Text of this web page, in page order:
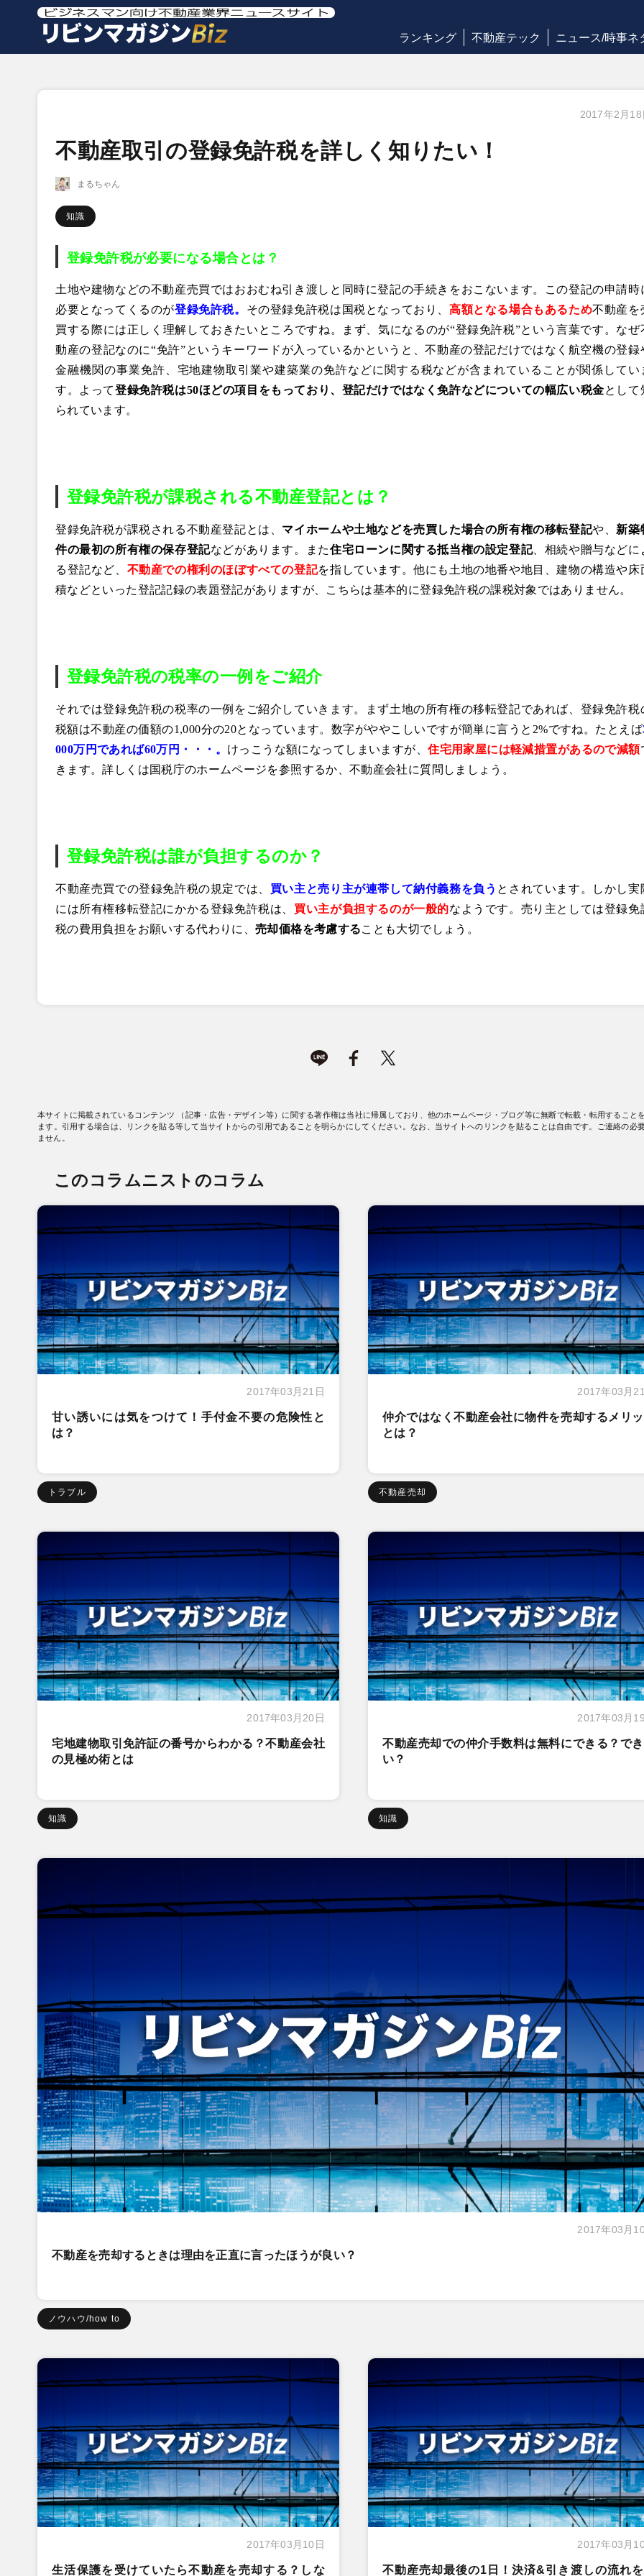
ランキング 不動産テック ニュース/時事ネ
2017年2月18
不動産取引の登録免許税を詳しく知りたい！
まるちゃん
知識
登録免許税が必要になる場合とは？
土地や建物などの不動産売買ではおおむね引き渡しと同時に登記の手続きをおこないます。この登記の申請時
必要となってくるのが登録免許税。 その登録免許税は国税となっており、 高額となる場合もあるため不動産を
買する際には正しく理解しておきたいところですね。まず、気になるのが“登録免許税”という言葉です。なぜ
動産の登記なのに“免許”というキーワードが入っているかというと、不動産の登記だけではなく航空機の登録
金融機関の事業免許、宅地建物取引業や建築業の免許などに関する税などが含まれていることが関係してい
す。よって登録免許税は50ほどの項目をもっており、登記だけではなく免許などについての幅広い税金として
られています。
登録免許税が課税される不動産登記とは？
登録免許税が課税される不動産登記とは、 マイホームや土地などを売買した場合の所有権の移転登記や、 新築
件の最初の所有権の保存登記などがあります。また住宅ローンに関する抵当権の設定登記、 相続や贈与などに
る登記など、 不動産での権利のほぼすべての登記を指しています。他にも土地の地番や地目、建物の構造や床
積などといった登記記録の表題登記がありますが、こちらは基本的に登録免許税の課税対象ではありません。
登録免許税の税率の一例をご紹介
それでは登録免許税の税率の一例をご紹介していきます。まず土地の所有権の移転登記であれば、登録免許税
税額は不動産の価額の1,000分の20となっています。数字がややこしいですが簡単に言うと2%ですね。たとえば
000万円であれば60万円 ・・・。 けっこうな額になってしまいますが、住宅用家屋には軽減措置があるので減額
きます。詳しくは国税庁のホームページを参照するか、不動産会社に質問しましょう。
登録免許税は誰が負担するのか？
不動産売買での登録免許税の規定では、 買い主と売り主が連帯して納付義務を負う とされています。しかし実
には所有権移転登記にかかる登録免許税は、 買い主が負担するのが一般的なようです。売り主としては登録免
税の費用負担をお願いする代わりに、売却価格を考慮することも大切でしょう。
本サイトに掲載されているコンテンツ （記事・広告・デザイン等）に関する著作権は当社に帰属しており、他のホームページ・ブログ等に無断で転載・転用すること
ます。引用する場合は、リンクを貼る等して当サイトからの引用であることを明らかにしてください。なお、当サイトへのリンクを貼ることは自由です。ご連絡の必
ません。
このコラムニストのコラム
2017年03月21日
甘い誘いには気をつけて！手付金不要の危険性と
は？
トラブル
2017年03月
仲介ではなく不動産会社に物件を売却するメリ
とは？
不動産売却
2017年03月20日
宅地建物取引免許証の番号からわかる？不動産会社
の見極め術とは
知識
2017年03月
不動産売却での仲介手数料は無料にできる？で
い？
知識
2017年03月
不動産を売却するときは理由を正直に言ったほうが良い？
ノウハウ/how to
2017年03月10日
生活保護を受けていたら不動産を売却する？しな
2017年03月
不動産売却最後の1日！決済&引き渡しの流れ